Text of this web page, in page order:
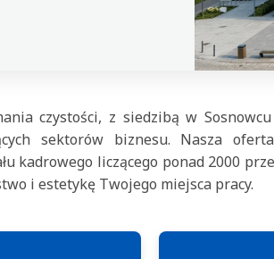
czystości, z siedzibą w
sektorów biznesu. Nasza
kadrowego liczącego ponad 2000
i estetykę Twojego miejsca pracy.